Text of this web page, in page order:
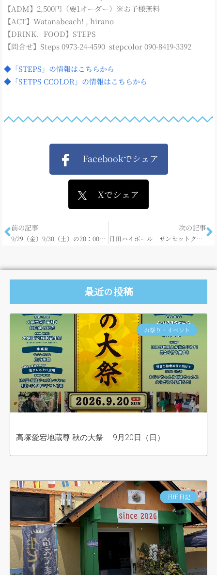
【ADM】2,500円（要1オーダー）※お子様無料
【ACT】Watanabeach! , hirano
【DRINK、FOOD】STEPS
【問合せ】Steps 0973-24-4590 stepcolor 090-8419-3392
◆「STEPS」の情報はこちらから
◆「SETPS CCOLOR」の情報はこちらから
Facebookでシェア
Xでシェア
前の記事
9/29（金）9/30（土）の20：00からは天ヶ瀬温泉街で花火を♪
次の記事
日田ハイボール サンセットクルーズ
最近の投稿
お祭り・イベント
高塚愛宕地蔵尊 秋の大祭 9月20日（日）
日田日記